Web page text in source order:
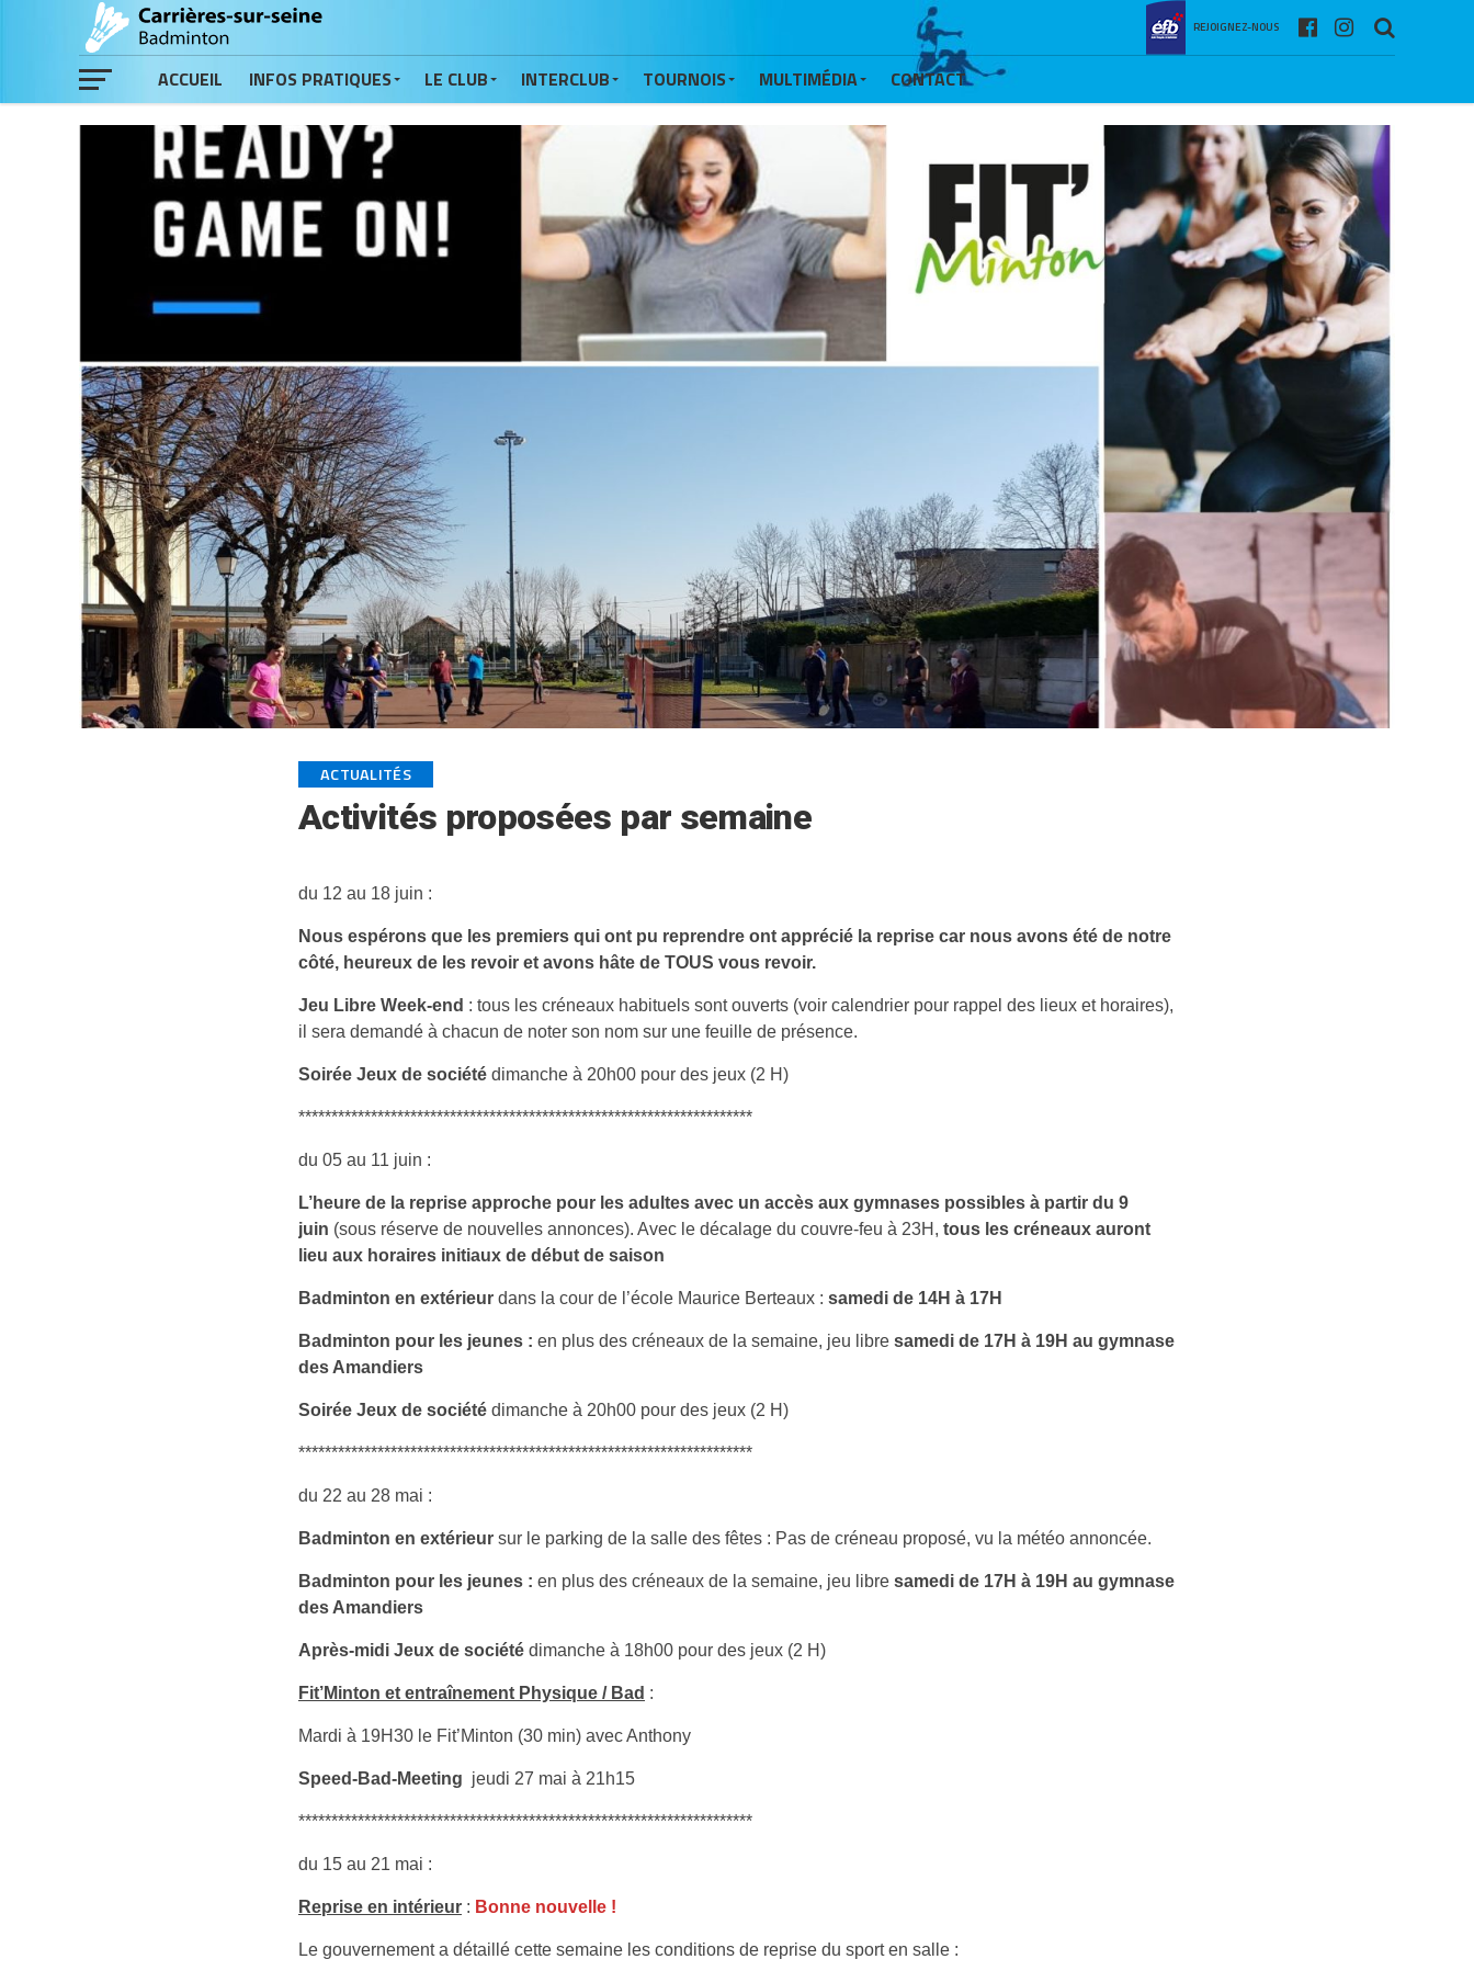
REJOIGNEZ-NOUS
ACCUEIL INFOS PRATIQUES LE CLUB INTERCLUB TOURNOIS MULTIMÉDIA CONTACT
ACTUALITÉS
Activités proposées par semaine
du 12 au 18 juin :
Nous espérons que les premiers qui ont pu reprendre ont apprécié la reprise car nous avons été de notre
côté, heureux de les revoir et avons hâte de TOUS vous revoir.
Jeu Libre Week-end : tous les créneaux habituels sont ouverts (voir calendrier pour rappel des lieux et horaires),
il sera demandé à chacun de noter son nom sur une feuille de présence.
Soirée Jeux de société dimanche à 20h00 pour des jeux (2 H)
*********************************************************************
du 05 au 11 juin :
L’heure de la reprise approche pour les adultes avec un accès aux gymnases possibles à partir du 9
juin (sous réserve de nouvelles annonces). Avec le décalage du couvre-feu à 23H, tous les créneaux auront
lieu aux horaires initiaux de début de saison
Badminton en extérieur dans la cour de l’école Maurice Berteaux : samedi de 14H à 17H
Badminton pour les jeunes : en plus des créneaux de la semaine, jeu libre samedi de 17H à 19H au gymnase
des Amandiers
Soirée Jeux de société dimanche à 20h00 pour des jeux (2 H)
*********************************************************************
du 22 au 28 mai :
Badminton en extérieur sur le parking de la salle des fêtes : Pas de créneau proposé, vu la météo annoncée.
Badminton pour les jeunes : en plus des créneaux de la semaine, jeu libre samedi de 17H à 19H au gymnase
des Amandiers
Après-midi Jeux de société dimanche à 18h00 pour des jeux (2 H)
Fit’Minton et entraînement Physique / Bad :
Mardi à 19H30 le Fit’Minton (30 min) avec Anthony
Speed-Bad-Meeting jeudi 27 mai à 21h15
*********************************************************************
du 15 au 21 mai :
Reprise en intérieur : Bonne nouvelle !
Le gouvernement a détaillé cette semaine les conditions de reprise du sport en salle :